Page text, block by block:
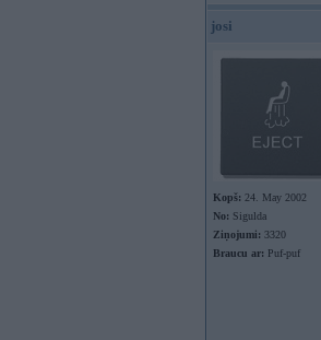
josi
Kopš: 24. May 2002
No: Sigulda
Ziņojumi: 3320
Braucu ar: Puf-puf